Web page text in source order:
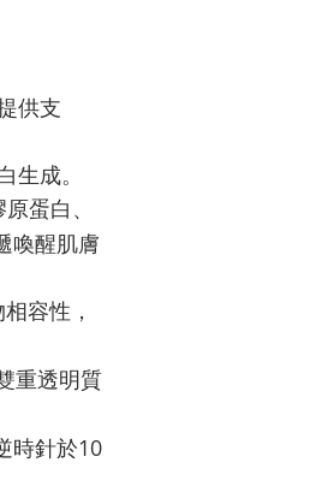
供支
成。
蛋白、
喚醒肌膚
容性，
重透明質
時針於10